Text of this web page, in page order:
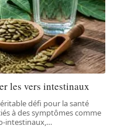
les vers intestinaux
défi pour la santé
à des symptômes comme
intestinaux,…